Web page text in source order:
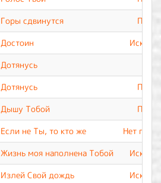
Горы сдвинутся
Достоин
Дотянусь
Дотянусь
Дышу Тобой
Если не Ты, то кто же
Нет
Жизнь моя наполнена Тобой
Излей Свой дождь